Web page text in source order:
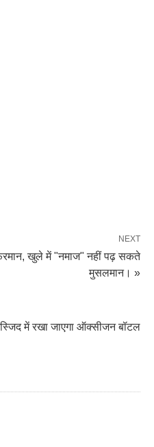
NEXT
खुले में "नमाज" नहीं पढ़ सकते
मुसलमान। »
में रखा जाएगा ऑक्सीजन बॉटल